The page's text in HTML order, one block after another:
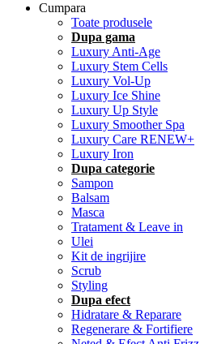
Cumpara
Toate produsele
Dupa gama
Luxury Anti-Age
Luxury Stem Cells
Luxury Vol-Up
Luxury Ice Shine
Luxury Up Style
Luxury Smoother Spa
Luxury Care RENEW+
Luxury Iron
Dupa categorie
Sampon
Balsam
Masca
Tratament & Leave in
Ulei
Kit de ingrijire
Scrub
Styling
Dupa efect
Hidratare & Reparare
Regenerare & Fortifiere